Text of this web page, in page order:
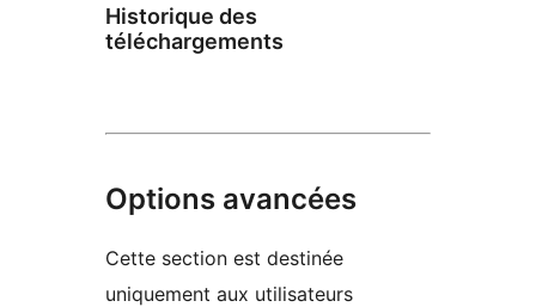
Historique des
téléchargements
Options avancées
Cette section est destinée
uniquement aux utilisateurs